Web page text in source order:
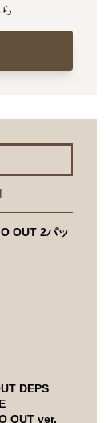
OUT 2パッ
DEPS
OUT ver.